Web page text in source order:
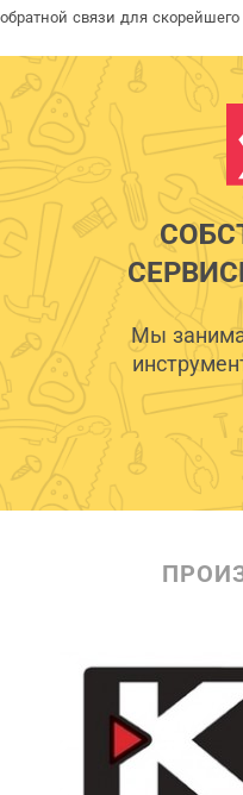
обратной связи для
Мы